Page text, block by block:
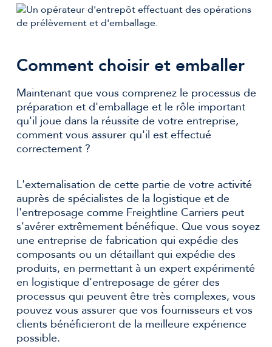
Comment choisir et emballer
Maintenant que vous comprenez le processus de
préparation et d'emballage et le rôle important
qu'il joue dans la réussite de votre entreprise,
comment vous assurer qu'il est effectué
correctement ?
L'externalisation de cette partie de votre activité
auprès de spécialistes de la logistique et de
l'entreposage comme Freightline Carriers peut
s'avérer extrêmement bénéfique. Que vous soyez
une entreprise de fabrication qui expédie des
composants ou un détaillant qui expédie des
produits, en permettant à un expert expérimenté
en logistique d'entreposage de gérer des
processus qui peuvent être très complexes, vous
pouvez vous assurer que vos fournisseurs et vos
clients bénéficieront de la meilleure expérience
possible.